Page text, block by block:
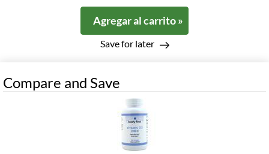
Agregar al carrito »
Save for later
Compare and Save